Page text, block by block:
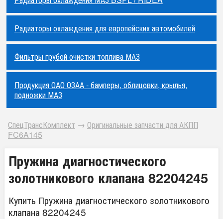
Радиаторы охлаждения для европейских автомобилей
Фильтры грубой очистки топлива МАЗ
Продукция ОАО ОЗАА - бамперы, облицовки, крылья,
подножки МАЗ
СпецТрансКомплект → Оригинальные запчасти для АКПП
FC6A145
Пружина диагностического
золотникового клапана 82204245
Купить Пружина диагностического золотникового
клапана 82204245